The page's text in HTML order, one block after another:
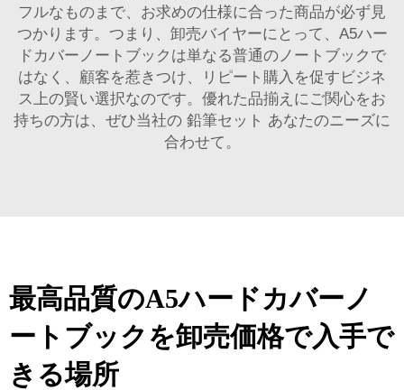
フルなものまで、お求めの仕様に合った商品が必ず見
つかります。つまり、卸売バイヤーにとって、A5ハー
ドカバーノートブックは単なる普通のノートブックで
はなく、顧客を惹きつけ、リピート購入を促すビジネ
ス上の賢い選択なのです。優れた品揃えにご関心をお
持ちの方は、ぜひ当社の 鉛筆セット あなたのニーズに
合わせて。
最高品質のA5ハードカバーノ
ートブックを卸売価格で入手で
きる場所